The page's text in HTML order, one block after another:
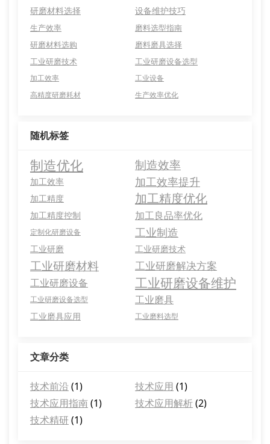
研磨材料选择
设备维护技巧
生产效率
磨料选型指南
研磨材料选购
磨料磨具选择
工业研磨技术
工业研磨设备选型
加工效率
工业设备
高精度研磨耗材
生产效率优化
随机标签
制造优化 制造效率
加工效率 加工效率提升
加工精度 加工精度优化
加工精度控制 加工良品率优化
定制化研磨设备 工业制造
工业研磨 工业研磨技术
工业研磨材料 工业研磨解决方案
工业研磨设备 工业研磨设备维护
工业研磨设备选型 工业磨具
工业磨具应用 工业磨料选型
文章分类
技术前沿 (1) 技术应用 (1)
技术应用指南(1) 技术应用解析(2)
技术精研 (1)